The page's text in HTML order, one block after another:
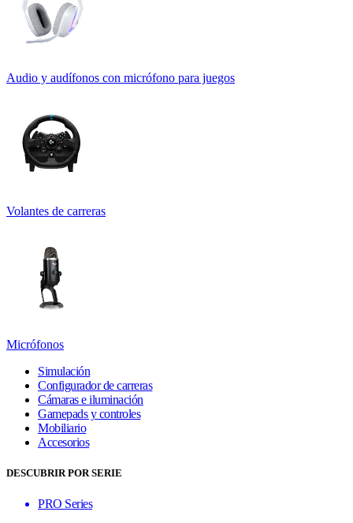
Audio y audífonos con micrófono para juegos
Volantes de carreras
Micrófonos
Simulación
Configurador de carreras
Cámaras e iluminación
Gamepads y controles
Mobiliario
Accesorios
DESCUBRIR POR SERIE
PRO Series